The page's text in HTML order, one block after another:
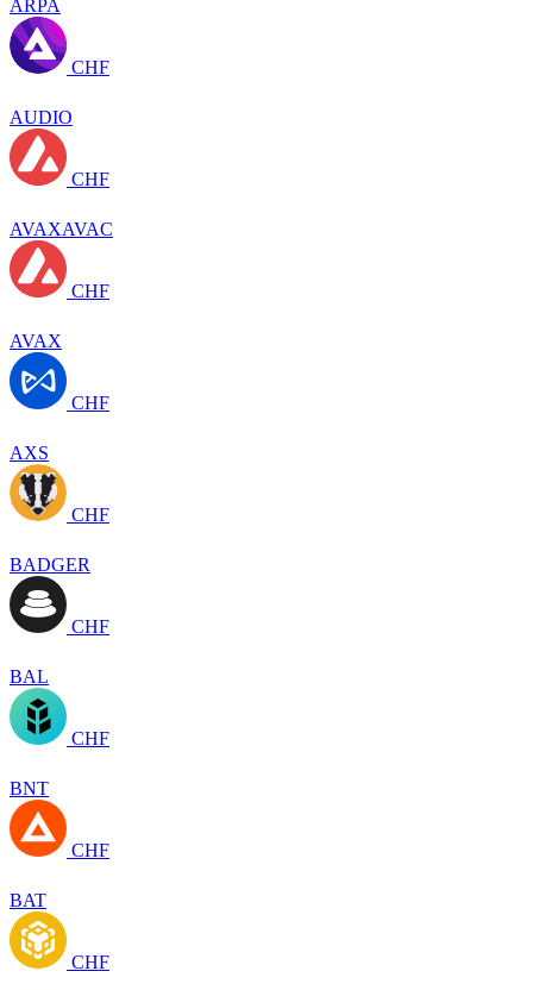
ARPA
CHF
AUDIO
CHF
AVAXAVAC
CHF
AVAX
CHF
AXS
CHF
BADGER
CHF
BAL
CHF
BNT
CHF
BAT
CHF